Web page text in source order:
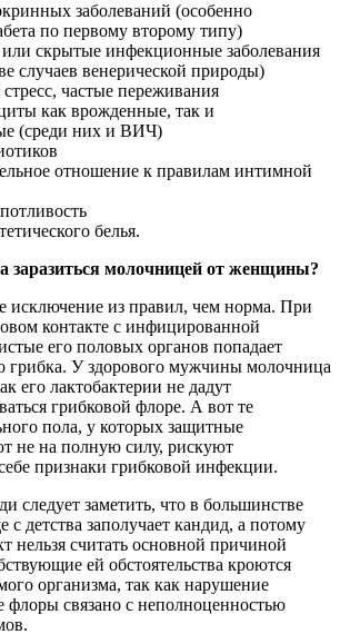
заболеваний (особенно
по первому второму типу)
скрытые инфекционные заболевания
случаев венерической природы)
частые переживания
как врожденные, так и
(среди них и ВИЧ)
отношение к правилам интимной
белья.
молочницей от женщины?
исключение из правил, чем норма. При
контакте с инфицированной
его половых органов попадает
грибка. У здорового мужчины молочница
его лактобактерии не дадут
грибковой флоре. А вот те
пола, у которых защитные
не на полную силу, рискуют
признаки грибковой инфекции.
следует заметить, что в большинстве
детства заполучает кандид, а потому
нельзя считать основной причиной
ей обстоятельства кроются
организма, так как нарушение
флоры связано с неполноценностью